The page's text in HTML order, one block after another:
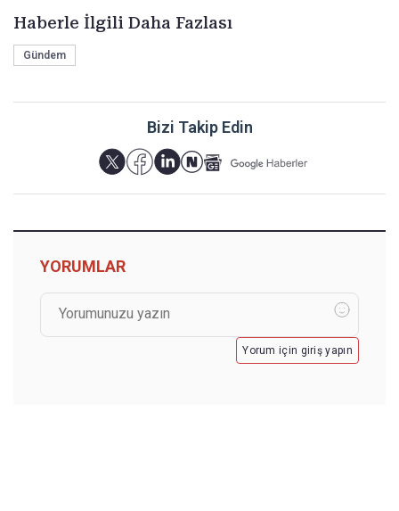
Haberle İlgili Daha Fazlası
Gündem
Bizi Takip Edin
YORUMLAR
Yorum için giriş yapın